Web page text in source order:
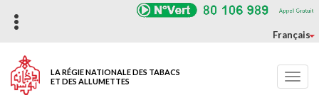
contenu
Français
LA RÉGIE NATIONALE DES TABACS
ET DES ALLUMETTES